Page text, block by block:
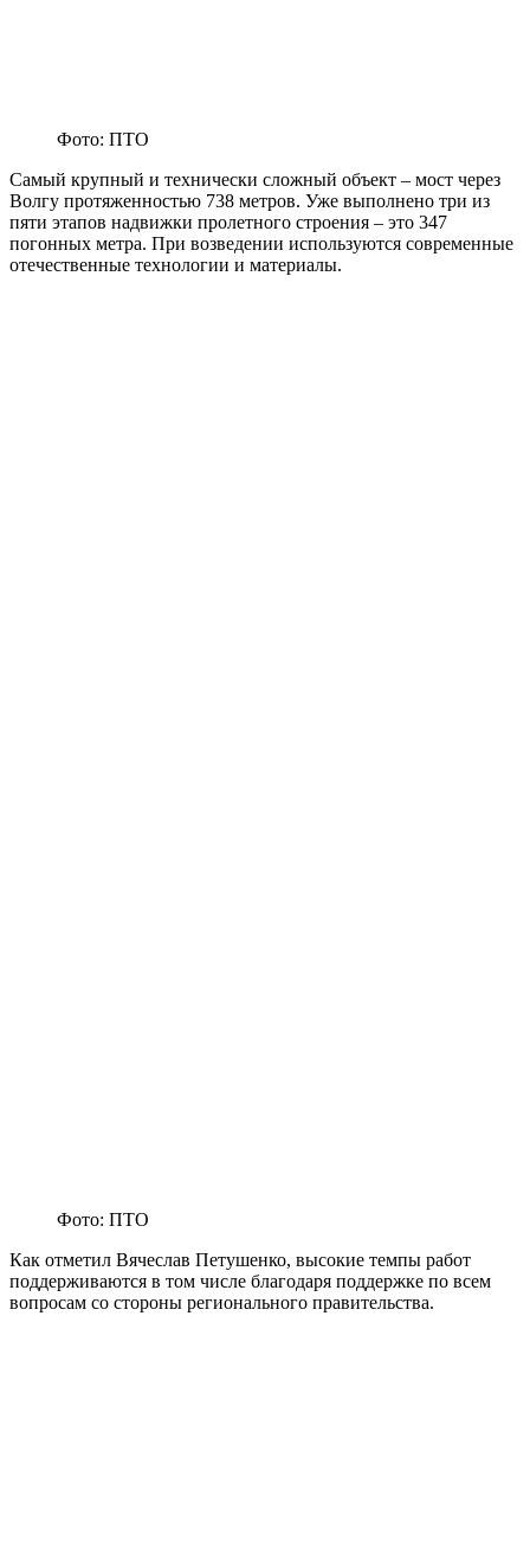
Фото: ПТО
Самый крупный и технически сложный объект – мост через
Волгу протяженностью 738 метров. Уже выполнено три из
пяти этапов надвижки пролетного строения – это 347
погонных метра. При возведении используются современные
отечественные технологии и материалы.
Фото: ПТО
Как отметил Вячеслав Петушенко, высокие темпы работ
поддерживаются в том числе благодаря поддержке по всем
вопросам со стороны регионального правительства.